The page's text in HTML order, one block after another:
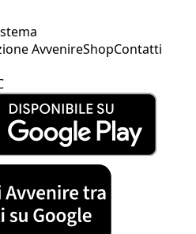
AvvenireShopContatti